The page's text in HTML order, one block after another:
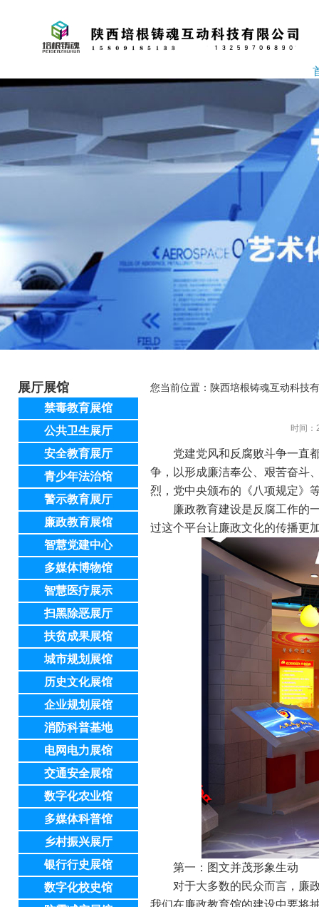
您当前位置： 陕西培根铸魂互动科技
展厅展馆
禁毒教育展馆
公共卫生展厅
安全教育展厅
青少年法治馆
警示教育展厅
廉政教育展馆
智慧党建中心
多媒体博物馆
智慧医疗展示
扫黑除恶展厅
扶贫成果展馆
城市规划展馆
历史文化展馆
企业规划展馆
消防科普基地
电网电力展馆
交通安全展馆
数字化农业馆
多媒体科普馆
乡村振兴展厅
银行行史展馆
数字化校史馆
时间
党建党风和反腐败斗争一直
争，以形成廉洁奉公、艰苦奋斗
烈，党中央颁布的《八项规定》
廉政教育建设是反腐工作的
过这个平台让廉政文化的传播更
第一：图文并茂形象生动
对于大多数的民众而言，廉
我们在廉政教育馆的建设中要将